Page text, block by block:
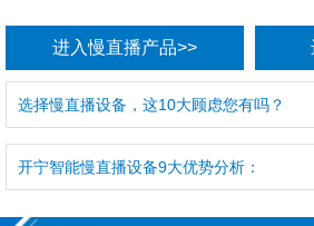
进入慢直播产品>>
选择慢直播设备，这10大顾虑您有吗？
开宁智能慢直播设备9大优势分析：